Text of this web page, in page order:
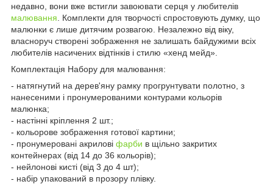
недавно, вони вже встигли завоювати серця у любителів
малювання . Комплекти для творчості спростовують думку, що
малюнки є лише дитячим розвагою. Незалежно від віку,
власноруч створені зображення не залишать байдужими всіх
любителів насичених відтінків і стилю «хенд мейд».
Комплектація Набору для малювання:
- натягнутий на дерев'яну рамку прогрунтувати полотно, з
нанесеними і пронумерованими контурами кольорів
малюнка;
- настінні кріплення 2 шт.;
- кольорове зображення готової картини;
- пронумеровані акрилові фарби в щільно закритих
контейнерах (від 14 до 36 кольорів);
- нейлонові кисті (від 3 до 4 шт);
- набір упакований в прозору плівку.